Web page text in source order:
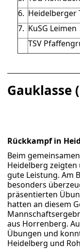
6. Heidelberger
7. KuSG Leimen
TSV
Gauklasse
Rückkampf in
Beim
Heidelberg
gute Leistung. Am
besonders
präsentierten
hatten an diesem
aus Horrenberg.
Übungen und
Heidelberg und